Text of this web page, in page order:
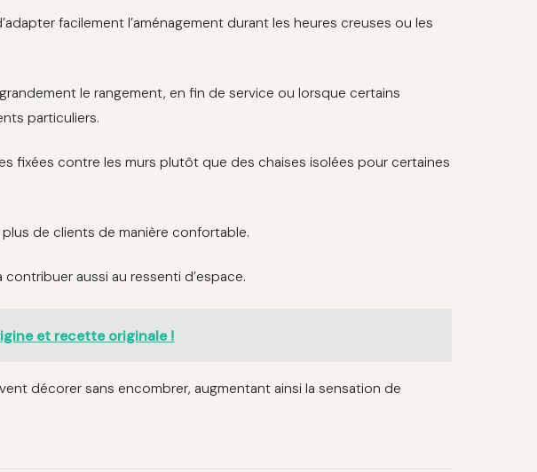
facilement l’aménagement durant les heures creuses ou les
le rangement, en fin de service ou lorsque certains
particuliers.
fixées contre les murs plutôt que des chaises isolées pour certaines
de clients de manière confortable.
aussi au ressenti d’espace.
et recette originale !
décorer sans encombrer, augmentant ainsi la sensation de